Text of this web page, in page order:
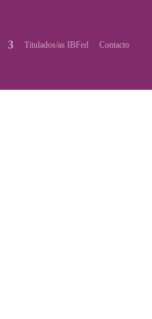
Titulados/as IBFed Contacto